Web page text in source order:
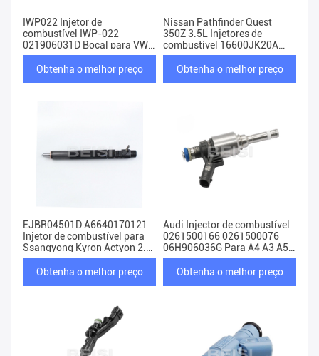
IWP022 Injetor de
combustível IWP-022
021906031D Bocal para VW
Golf Passat Jetta EuroVan
Obtenha o melhor preço
Nissan Pathfinder Quest
350Z 3.5L Injetores de
combustível 16600JK20A
16600-JK20A
Obtenha o melhor preço
EJBR04501D A6640170121
Injetor de combustível para
Ssangyong Kyron Actyon 2.0
Xdi
Obtenha o melhor preço
Audi Injector de combustível
0261500166 0261500076
06H906036G Para A4 A3 A5
TT VW 2.0
Obtenha o melhor preço